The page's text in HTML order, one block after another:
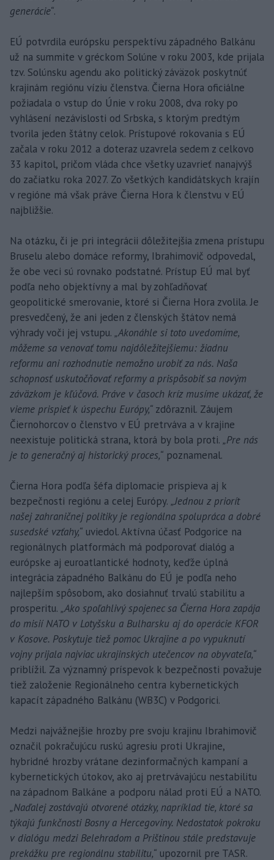
generácie“.
EÚ potvrdila európsku perspektívu západného Balkánu
už na summite v gréckom Solúne v roku 2003, kde prijala
tzv. Solúnsku agendu ako politický záväzok poskytnúť
krajinám regiónu víziu členstva. Čierna Hora oficiálne
požiadala o vstup do Únie v roku 2008, dva roky po
vyhlásení nezávislosti od Srbska, s ktorým predtým
tvorila jeden štátny celok. Prístupové rokovania s EÚ
začala v roku 2012 a doteraz uzavrela sedem z celkovo
33 kapitol, pričom vláda chce všetky uzavrieť nanajvýš
do začiatku roka 2027. Zo všetkých kandidátskych krajín
v regióne má však práve Čierna Hora k členstvu v EÚ
najbližšie.
Na otázku, či je pri integrácii dôležitejšia zmena prístupu
Bruselu alebo domáce reformy, Ibrahimovič odpovedal,
že obe veci sú rovnako podstatné. Prístup EÚ mal byť
podľa neho objektívny a mal by zohľadňovať
geopolitické smerovanie, ktoré si Čierna Hora zvolila. Je
presvedčený, že ani jeden z členských štátov nemá
výhrady voči jej vstupu. „Akonáhle si toto uvedomíme,
môžeme sa venovať tomu najdôležitejšiemu: žiadnu
reformu ani rozhodnutie nemožno urobiť za nás. Naša
schopnosť uskutočňovať reformy a prispôsobiť sa novým
záväzkom je kľúčová. Práve v časoch kríz musíme ukázať, že
vieme prispieť k úspechu Európy,“ zdôraznil. Záujem
Čiernohorcov o členstvo v EÚ pretrváva a v krajine
neexistuje politická strana, ktorá by bola proti. „Pre nás
je to generačný aj historický proces,“ poznamenal.
Čierna Hora podľa šéfa diplomacie prispieva aj k
bezpečnosti regiónu a celej Európy. „Jednou z priorít
našej zahraničnej politiky je regionálna spolupráca a dobré
susedské vzťahy,“ uviedol. Aktívna účasť Podgorice na
regionálnych platformách má podporovať dialóg a
európske aj euroatlantické hodnoty, keďže úplná
integrácia západného Balkánu do EÚ je podľa neho
najlepším spôsobom, ako dosiahnuť trvalú stabilitu a
prosperitu. „Ako spoľahlivý spojenec sa Čierna Hora zapája
do misií NATO v Lotyšsku a Bulharsku aj do operácie KFOR
v Kosove. Poskytuje tiež pomoc Ukrajine a po vypuknutí
vojny prijala najviac ukrajinských utečencov na obyvateľa,“
priblížil. Za významný príspevok k bezpečnosti považuje
tiež založenie Regionálneho centra kybernetických
kapacít západného Balkánu (WB3C) v Podgorici.
Medzi najvážnejšie hrozby pre svoju krajinu Ibrahimovič
označil pokračujúcu ruskú agresiu proti Ukrajine,
hybridné hrozby vrátane dezinformačných kampaní a
kybernetických útokov, ako aj pretrvávajúcu nestabilitu
na západnom Balkáne a podporu nálad proti EÚ a NATO.
„Naďalej zostávajú otvorené otázky, napríklad tie, ktoré sa
týkajú funkčnosti Bosny a Hercegoviny. Nedostatok pokroku
v dialógu medzi Belehradom a Prištinou stále predstavuje
prekážku pre regionálnu stabilitu,“ upozornil pre TASR.